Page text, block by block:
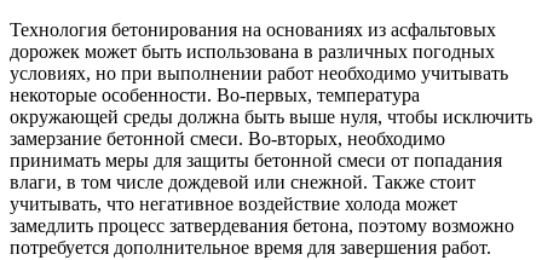
Технология бетонирования на основаниях из асфальтовых
дорожек может быть использована в различных погодных
условиях, но при выполнении работ необходимо учитывать
некоторые особенности. Во-первых, температура
окружающей среды должна быть выше нуля, чтобы исключить
замерзание бетонной смеси. Во-вторых, необходимо
принимать меры для защиты бетонной смеси от попадания
влаги, в том числе дождевой или снежной. Также стоит
учитывать, что негативное воздействие холода может
замедлить процесс затвердевания бетона, поэтому возможно
потребуется дополнительное время для завершения работ.